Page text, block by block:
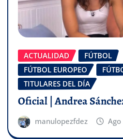
ACTUALIDAD
FÚTBOL
FÚTBOL EUROPEO
TITULARES DEL DÍA
Oficial | Andrea
manulopezfdez